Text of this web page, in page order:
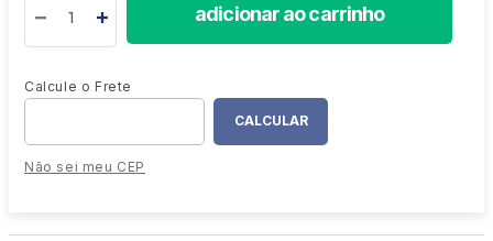
adicionar ao carrinho
Não sei meu CEP